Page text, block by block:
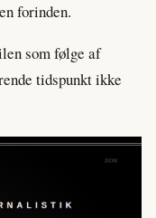
forinden.
som følge af
tidspunkt ikke